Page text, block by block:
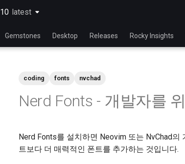
10 latest
latest
Gemstones Desktop Releases Rocky Insights
coding fonts nvchad
Nerd Fonts - 개발자를
Nerd Fonts를 설치하면 Neovim 또는 NvChad
트보다 더 매력적인 폰트를 추가하는 것입니다.